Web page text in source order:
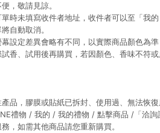
，敬請見諒。
單時未填寫收件者地址，收件者可以至「
自動取消。
設定差異會略有不同，以實際商品顏色為準
香、試用後再購買，若因顏色、香味不符
產品，膠膜或貼紙已拆封、使用過、無法恢
禮物 / 我的 / 我的禮物 / 點擊商品 /「洽詢
，如需其他商品請您重新購買。